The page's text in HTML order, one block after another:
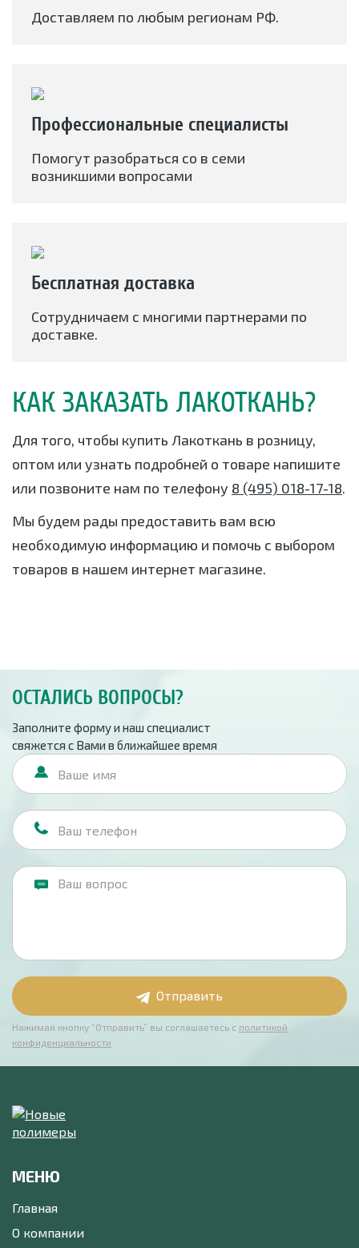
Доставляем по любым регионам РФ.
Профессиональные специалисты
Помогут разобраться со в семи
возникшими вопросами
Бесплатная доставка
Сотрудничаем с многими партнерами по
доставке.
КАК ЗАКАЗАТЬ ЛАКОТКАНЬ?
Для того, чтобы купить Лакоткань в розницу,
оптом или узнать подробней о товаре напишите
или позвоните нам по телефону 8 (495) 018-17-18.
Мы будем рады предоставить вам всю
необходимую информацию и помочь с выбором
товаров в нашем интернет магазине.
ОСТАЛИСЬ ВОПРОСЫ?
Заполните форму и наш специалист
свяжется с Вами в ближайшее время
Отправить
Нажимая кнопку “Отправить” вы соглашаетесь с политикой
конфиденциальности
МЕНЮ
Главная
О компании